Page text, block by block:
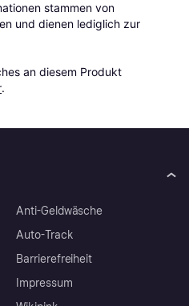
stammen von
und dienen lediglich zur
an diesem Produkt
.
Anti-Geldwäsche
Auto-Track
Barrierefreiheit
Impressum